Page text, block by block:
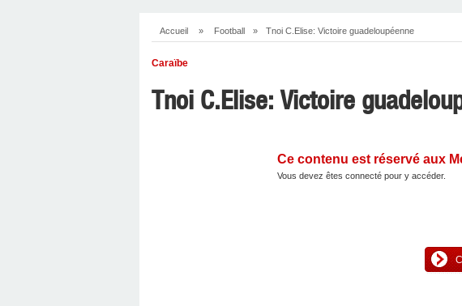
Accueil » Football » Tnoi C.Elise: Victoire guadeloupéenne
Caraïbe
Tnoi C.Elise: Victoire
Ce contenu est réservé aux
Vous devez êtes connecté pour y accéder.